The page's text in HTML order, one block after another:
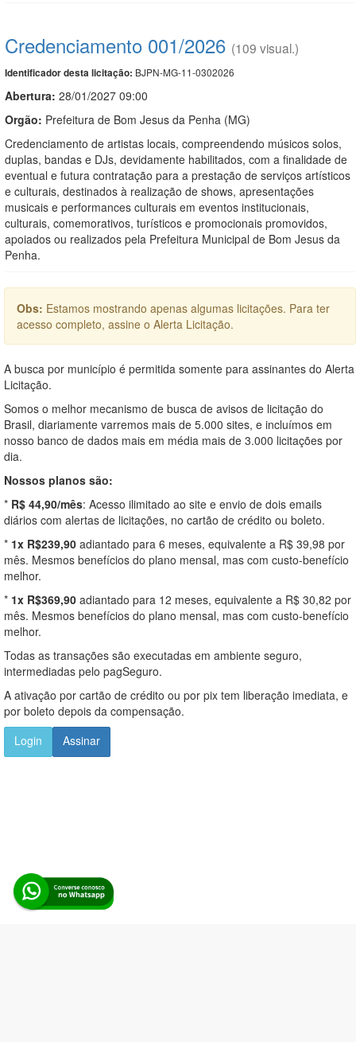
Credenciamento 001/2026 (109 visual.)
Identificador desta licitação: BJPN-MG-11-0302026
Abertura: 28/01/2027 09:00
Orgão: Prefeitura de Bom Jesus da Penha (MG)
Credenciamento de artistas locais, compreendendo músicos solos,
duplas, bandas e DJs, devidamente habilitados, com a finalidade de
eventual e futura contratação para a prestação de serviços artísticos
e culturais, destinados à realização de shows, apresentações
musicais e performances culturais em eventos institucionais,
culturais, comemorativos, turísticos e promocionais promovidos,
apoiados ou realizados pela Prefeitura Municipal de Bom Jesus da
Penha.
Obs: Estamos mostrando apenas algumas licitações. Para ter
acesso completo, assine o Alerta Licitação.
A busca por município é permitida somente para assinantes do Alerta
Licitação.
Somos o melhor mecanismo de busca de avisos de licitação do
Brasil, diariamente varremos mais de 5.000 sites, e incluímos em
nosso banco de dados mais em média mais de 3.000 licitações por
dia.
Nossos planos são:
* R$ 44,90/mês: Acesso ilimitado ao site e envio de dois emails
diários com alertas de licitações, no cartão de crédito ou boleto.
* 1x R$239,90 adiantado para 6 meses, equivalente a R$ 39,98 por
mês. Mesmos benefícios do plano mensal, mas com custo-benefício
melhor.
* 1x R$369,90 adiantado para 12 meses, equivalente a R$ 30,82 por
mês. Mesmos benefícios do plano mensal, mas com custo-benefício
melhor.
Todas as transações são executadas em ambiente seguro,
intermediadas pelo pagSeguro.
A ativação por cartão de crédito ou por pix tem liberação imediata, e
por boleto depois da compensação.
Login
Assinar